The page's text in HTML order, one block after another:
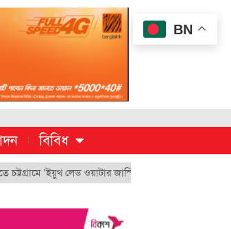
বিবিধ
লেড ওয়াটার জাস্টিস মুভমেন্ট’
BN